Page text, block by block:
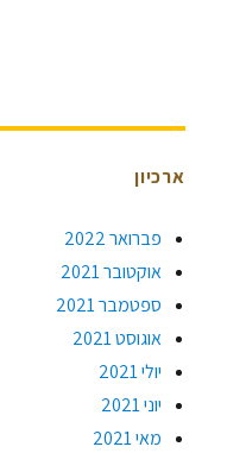
ארכיון
פברואר 2022
אוקטובר 2021
ספטמבר 2021
אוגוסט 2021
יולי 2021
יוני 2021
מאי 2021